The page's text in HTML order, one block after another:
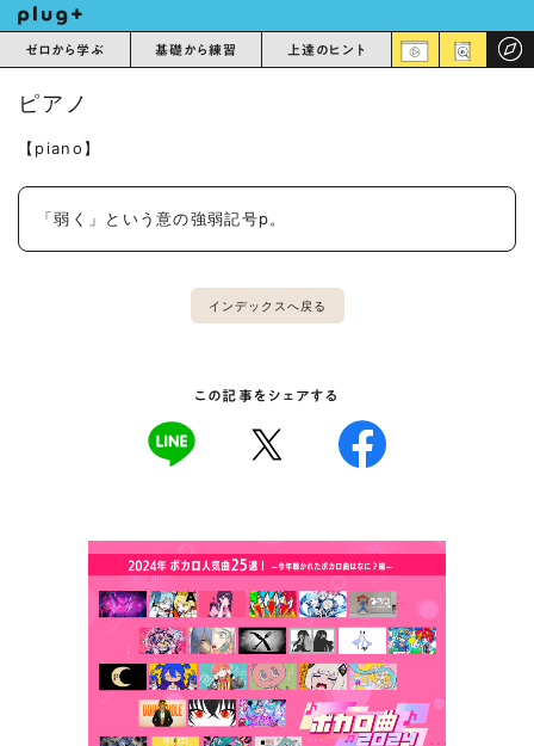
ゼロから学ぶ 基礎から練習 上達のヒント
ピアノ
【piano】
「弱く」という意の強弱記号p。
インデックスへ戻る
この記事をシェアする